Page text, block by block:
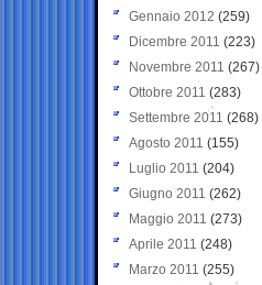
Gennaio 2012 (259)
Dicembre 2011 (223)
Novembre 2011 (267)
Ottobre 2011 (283)
Settembre 2011 (268)
Agosto 2011 (155)
Luglio 2011 (204)
Giugno 2011 (262)
Maggio 2011 (273)
Aprile 2011 (248)
Marzo 2011 (255)